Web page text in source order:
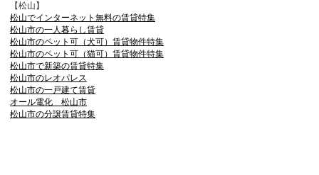
【松山】
松山でインターネット無料の賃貸特集
松山市の一人暮らし賃貸
松山市のペット可（犬可）賃貸物件特集
松山市のペット可（猫可）賃貸物件特集
松山市で新築の賃貸特集
松山市のレオパレス
松山市の一戸建て賃貸
オール電化 松山市
松山市の分譲賃貸特集